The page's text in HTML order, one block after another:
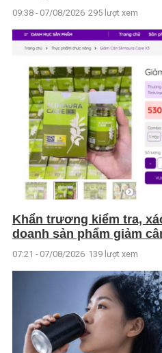
09:38 - 07/08/2026 295 lượt xem
Khẩn trương kiểm tra,
doanh sản phẩm giảm
07:21 - 07/08/2026 139 lượt xem